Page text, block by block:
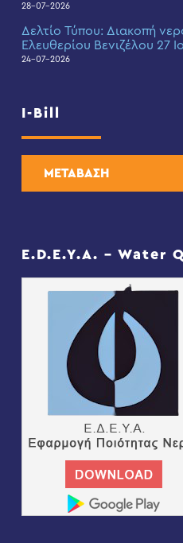
28-07-2026
Δελτίο Τύπου: Διακοπή
Ελευθερίου Βενιζέλου 27
24-07-2026
I-Bill
ΜΕΤΑΒΑΣΗ
E.D.E.Y.A. – Water